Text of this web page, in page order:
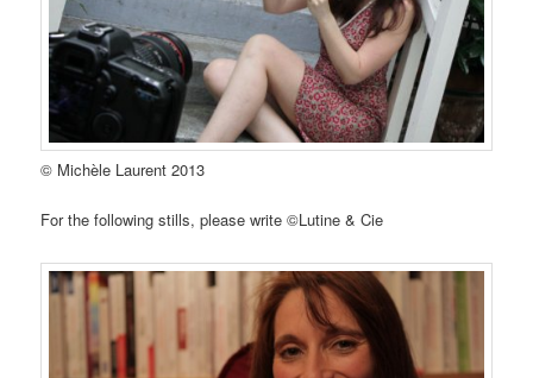
© Michèle Laurent 2013
For the following stills, please write ©Lutine & Cie